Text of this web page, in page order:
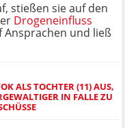
stießen sie auf den
Drogeneinfluss
und ließ
ALS TOCHTER (11) AUS,
IN FALLE ZU L